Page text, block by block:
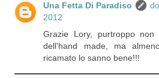
Una Fetta Di Paradiso
2012
Grazie Lory, purtroppo
dell'hand made, ma
ricamato lo sanno bene!!!